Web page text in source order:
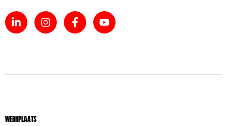
Werkplaats